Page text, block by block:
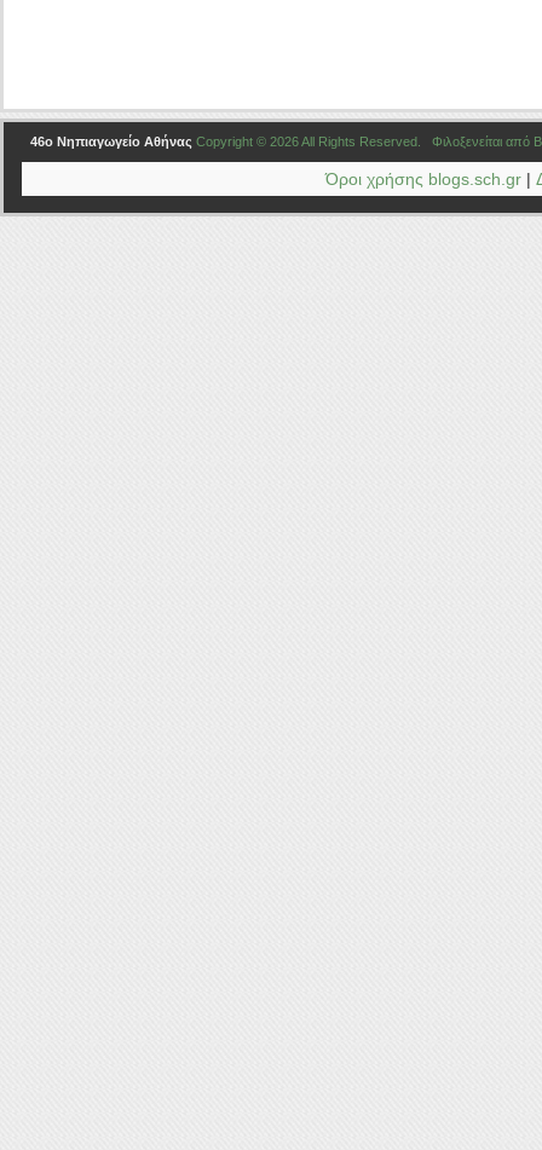
46ο Νηπιαγωγείο Αθήνας Copyright © 2026 All Rights Reserved. Φιλοξενείται από
Όροι χρήσης blogs.sch.gr|